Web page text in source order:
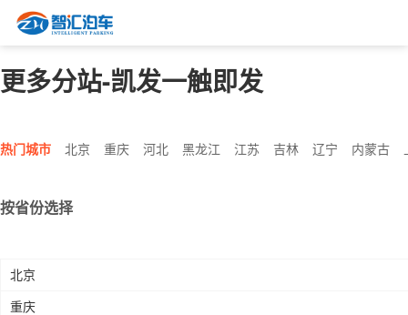
更多分站-凯发一触即发
热门城市 北京 重庆 河北 黑龙江 江苏 吉林 辽宁 内蒙古
按省份选择
北京
重庆